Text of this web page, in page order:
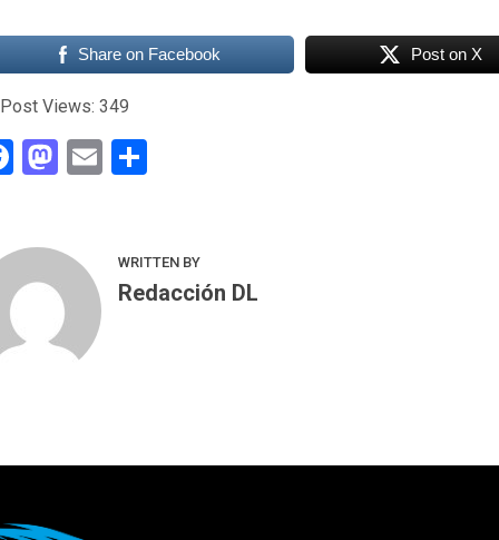
Share on Facebook Post on X
Post Views: 349
Facebook
Mastodon
Email
WRITTEN BY
Redacción DL